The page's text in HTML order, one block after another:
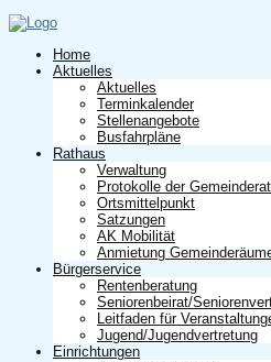
Home
Aktuelles
Aktuelles
Terminkalender
Stellenangebote
Busfahrpläne
Rathaus
Verwaltung
Protokolle der
Ortsmittelpunkt
Satzungen
AK Mobilität
Anmietung
Bürgerservice
Rentenberatung
Seniorenbeirat/
Leitfaden für
Jugend/Jugendvertretung
Einrichtungen